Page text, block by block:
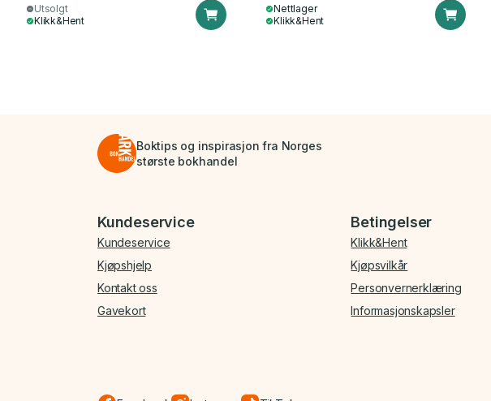
Utsolgt
Klikk&Hent
Nettlager
Klikk&Hent
Boktips og inspirasjon fra Norges
største bokhandel
Bunnmeny
Kundeservice
Kundeservice
Kjøpshjelp
Kontakt oss
Gavekort
Betingelser
Klikk&Hent
Kjøpsvilkår
Personvernerklæring
Informasjonskapsler